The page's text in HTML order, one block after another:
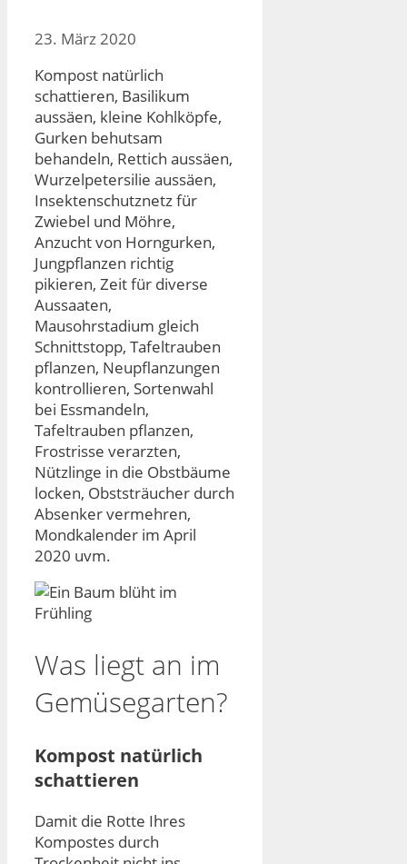
23. März 2020
Kompost natürlich
schattieren, Basilikum
aussäen, kleine Kohlköpfe,
Gurken behutsam
behandeln, Rettich aussäen,
Wurzelpetersilie aussäen,
Insektenschutznetz für
Zwiebel und Möhre,
Anzucht von Horngurken,
Jungpflanzen richtig
pikieren, Zeit für diverse
Aussaaten,
Mausohrstadium gleich
Schnittstopp, Tafeltrauben
pflanzen, Neupflanzungen
kontrollieren, Sortenwahl
bei Essmandeln,
Tafeltrauben pflanzen,
Frostrisse verarzten,
Nützlinge in die Obstbäume
locken, Obststräucher durch
Absenker vermehren,
Mondkalender im April
2020 uvm.
Was liegt an im
Gemüsegarten?
Kompost natürlich
schattieren
Damit die Rotte Ihres
Kompostes durch